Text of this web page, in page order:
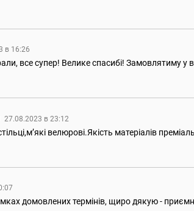
в 16:26
все супер! Велике спасибі! Замовлятиму у
27.08.2023 в 23:12
велюрові.Якість матеріалів
домовлених термінів, щиро дякую -